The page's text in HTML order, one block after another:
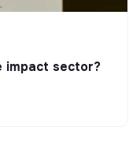
impact sector?